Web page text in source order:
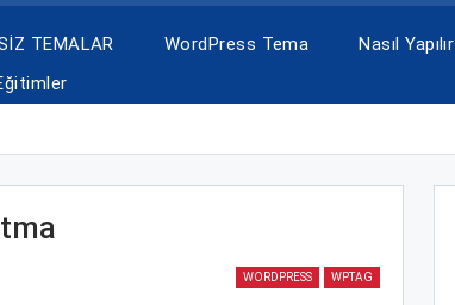
TEMALAR WordPress Tema Nasıl Yapılır
WORDPRESS WPTAG